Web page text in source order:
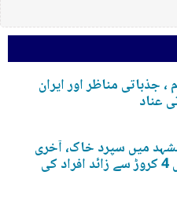
، جذباتی مناظر اور ایران
عناد
میں سپرد خاک، آخری
رسومات میں 4 کروڑ سے زائد افراد کی